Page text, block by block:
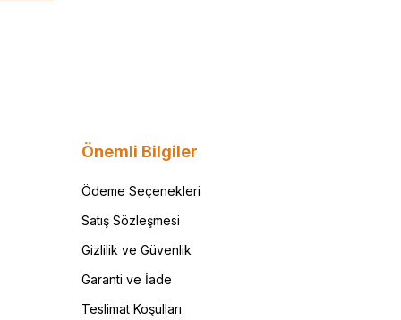
Önemli Bilgiler
Ödeme Seçenekleri
Satış Sözleşmesi
Gizlilik ve Güvenlik
Garanti ve İade
Teslimat Koşulları